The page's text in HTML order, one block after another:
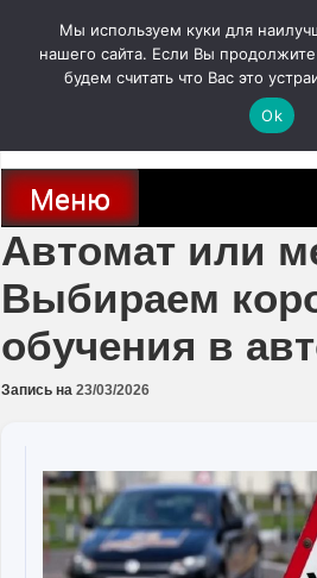
содержимому
Новости про современные автомобили и не
и отечественного
Меню
Автомат или
Выбираем
обучения в
Запись на 23/03/2026
Мы используем куки для
нашего сайта. Если Вы
будем считать что Вас это
Ok